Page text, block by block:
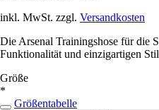
inkl. MwSt. zzgl. Versandkosten
Die Arsenal Trainingshose für die
Funktionalität und einzigartigen
Größe
*
Größentabelle